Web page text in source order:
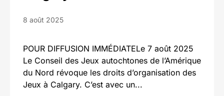
8 août 2025
POUR DIFFUSION IMMÉDIATELe 7 août 2025
Le Conseil des Jeux autochtones de l’Amérique
du Nord révoque les droits d’organisation des
Jeux à Calgary. C’est avec un...